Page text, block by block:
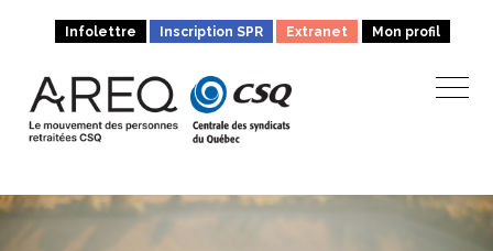
Infolettre Inscription SPR Extranet Mon profil